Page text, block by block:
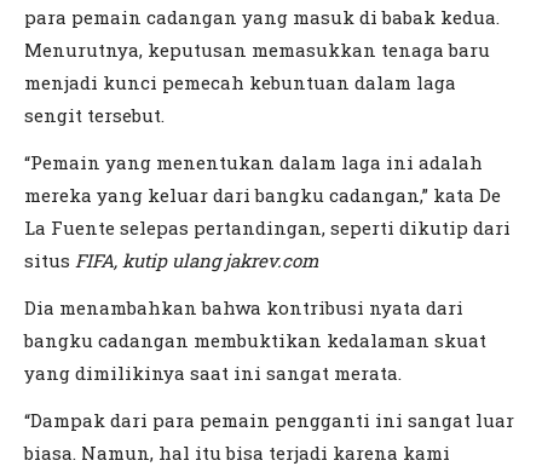
para pemain cadangan yang masuk di babak kedua.
Menurutnya, keputusan memasukkan tenaga baru
menjadi kunci pemecah kebuntuan dalam laga
sengit tersebut.
“Pemain yang menentukan dalam laga ini adalah
mereka yang keluar dari bangku cadangan,” kata De
La Fuente selepas pertandingan, seperti dikutip dari
situs FIFA, kutip ulang jakrev.com
Dia menambahkan bahwa kontribusi nyata dari
bangku cadangan membuktikan kedalaman skuat
yang dimilikinya saat ini sangat merata.
“Dampak dari para pemain pengganti ini sangat luar
biasa. Namun, hal itu bisa terjadi karena kami